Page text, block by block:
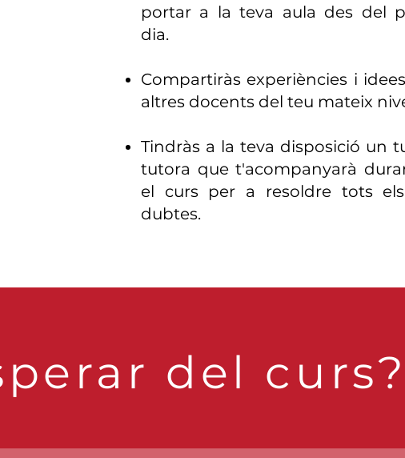
portar a la teva aula des del
dia.
Compartiràs experiències i
altres docents del teu mateix
Tindràs a la teva disposició un
tutora que t'acompanyarà
el curs per a resoldre tots
dubtes.
del curs?